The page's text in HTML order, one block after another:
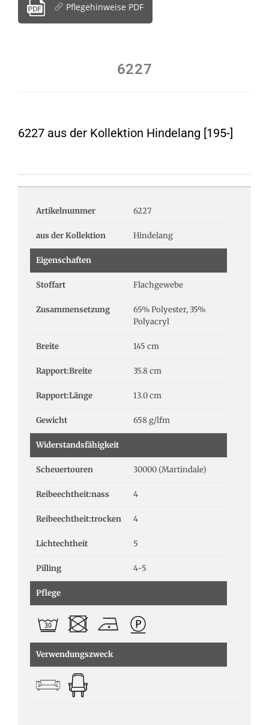
Pflegehinweise PDF
6227
6227 aus der Kollektion Hindelang [195-]
Artikelnummer 6227
aus der Kollektion Hindelang
Eigenschaften
Stoffart Flachgewebe
Zusammensetzung
65% Polyester, 35%
Polyacryl
Breite 145 cm
Rapport:Breite 35.8 cm
Rapport:Länge 13.0 cm
Gewicht 658 g/lfm
Widerstandsfähigkeit
Scheuertouren 30000 (Martindale)
Reibeechtheit:nass 4
Reibeechtheit:trocken 4
Lichtechtheit 5
Pilling 4-5
Pflege
Verwendungszweck